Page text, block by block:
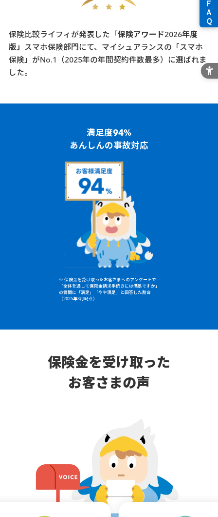
保険比較ライフィが発表した「 保険アワード2026年度
版」 スマホ保険部門にて、マイシュアランスの「スマホ
保険」が No.1
（2025年の年間契約件数最多）に選ばれま
した。
満足度94%
あんしんの事故対応
※ 保険金を受け取ったお客さまへのアンケートで
「全体を通して保険金請求手続きには満足ですか」
の質問に「満足」「やや満足」と回答した割合
（2025年3月時点）
保険金を受け取った
お客さまの声